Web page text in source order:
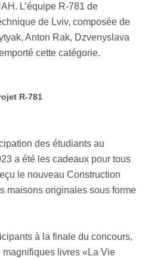
L’équipe R-781 de
de Lviv, composée de
Anton Rak, Dzvenyslava
cette catégorie.
R-781
des étudiants au
a été les cadeaux pour tous
le nouveau Construction
maisons originales sous forme
à la finale du concours,
magnifiques livres «La Vie